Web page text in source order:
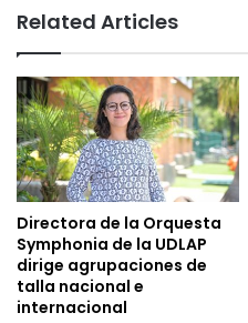
Related Articles
Directora de la Orquesta
Symphonia de la UDLAP
dirige agrupaciones de
talla nacional e
internacional